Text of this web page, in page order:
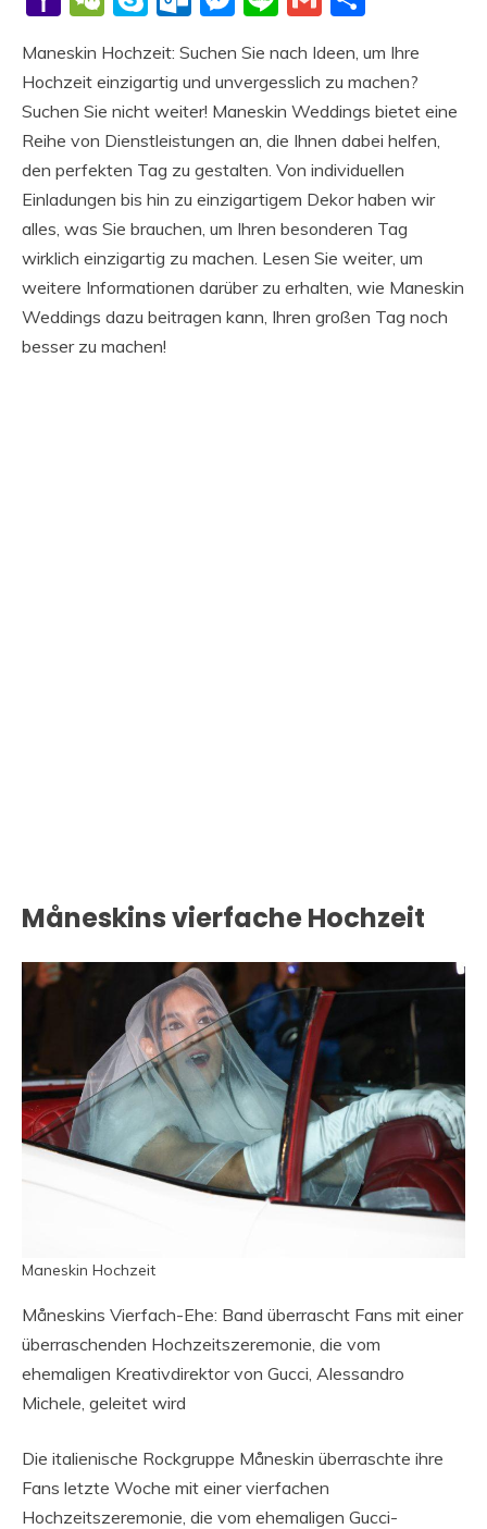
Maneskin Hochzeit: Suchen Sie nach Ideen, um Ihre
Hochzeit einzigartig und unvergesslich zu machen?
Suchen Sie nicht weiter! Maneskin Weddings bietet eine
Reihe von Dienstleistungen an, die Ihnen dabei helfen,
den perfekten Tag zu gestalten. Von individuellen
Einladungen bis hin zu einzigartigem Dekor haben wir
alles, was Sie brauchen, um Ihren besonderen Tag
wirklich einzigartig zu machen. Lesen Sie weiter, um
weitere Informationen darüber zu erhalten, wie Maneskin
Weddings dazu beitragen kann, Ihren großen Tag noch
besser zu machen!
Måneskins vierfache Hochzeit
Maneskin Hochzeit
Måneskins Vierfach-Ehe: Band überrascht Fans mit einer
überraschenden Hochzeitszeremonie, die vom
ehemaligen Kreativdirektor von Gucci, Alessandro
Michele, geleitet wird
Die italienische Rockgruppe Måneskin überraschte ihre
Fans letzte Woche mit einer vierfachen
Hochzeitszeremonie, die vom ehemaligen Gucci-